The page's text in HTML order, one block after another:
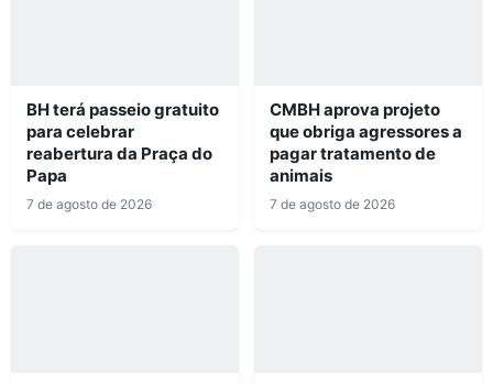
BH terá passeio gratuito
para celebrar
reabertura da Praça do
Papa
7 de agosto de 2026
CMBH aprova projeto
que obriga agressores a
pagar tratamento de
animais
7 de agosto de 2026